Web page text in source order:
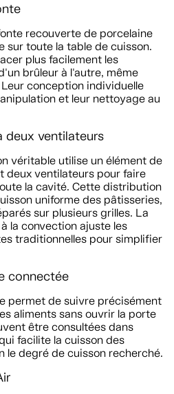
recouverte de porcelaine
sur toute la table de cuisson.
plus facilement les
brûleur à l'autre, même
conception individuelle
et leur nettoyage au
deux ventilateurs
véritable utilise un élément de
deux ventilateurs pour faire
la cavité. Cette distribution
uniforme des pâtisseries,
sur plusieurs grilles. La
la convection ajuste les
traditionnelles pour simplifier
connectée
permet de suivre précisément
aliments sans ouvrir la porte
être consultées dans
facilite la cuisson des
le degré de cuisson recherché.